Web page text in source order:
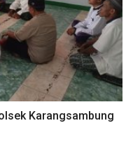
Karangsambung